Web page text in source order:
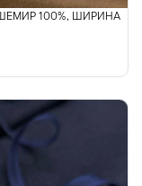
100%, ШИРИНА